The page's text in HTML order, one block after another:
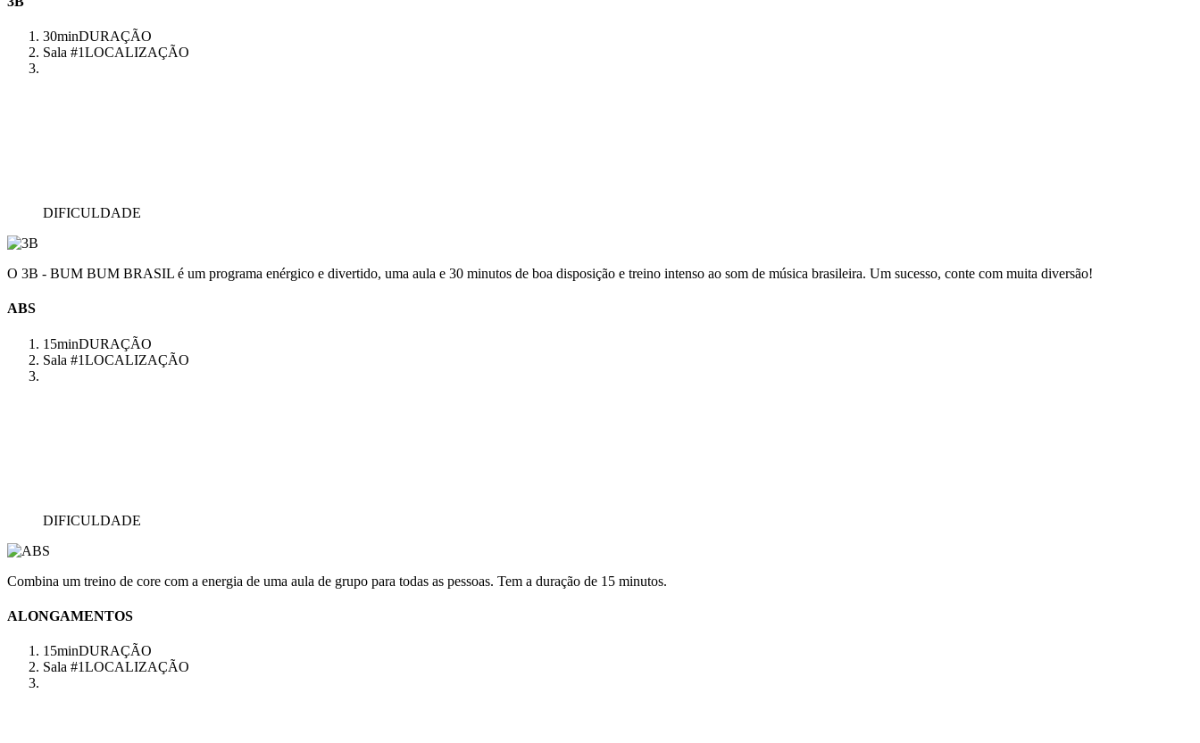
30minDURAÇÃO
Sala #1LOCALIZAÇÃO
DIFICULDADE
O 3B - BUM BUM BRASIL é um programa enérgico e divertido, uma aula e 30 minutos de boa disposição e treino intenso ao som de música brasileira. Um sucesso, conte com muita diversão!
ABS
15minDURAÇÃO
Sala #1LOCALIZAÇÃO
DIFICULDADE
Combina um treino de core com a energia de uma aula de grupo para todas as pessoas. Tem a duração de 15 minutos.
ALONGAMENTOS
15minDURAÇÃO
Sala #1LOCALIZAÇÃO